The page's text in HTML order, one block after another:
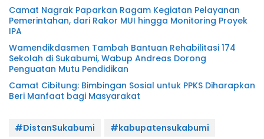
Camat Nagrak Paparkan Ragam Kegiatan Pelayanan
Pemerintahan, dari Rakor MUI hingga Monitoring Proyek
IPA
Wamendikdasmen Tambah Bantuan Rehabilitasi 174
Sekolah di Sukabumi, Wabup Andreas Dorong
Penguatan Mutu Pendidikan
Camat Cibitung: Bimbingan Sosial untuk PPKS Diharapkan
Beri Manfaat bagi Masyarakat
#DistanSukabumi
#kabupatensukabumi